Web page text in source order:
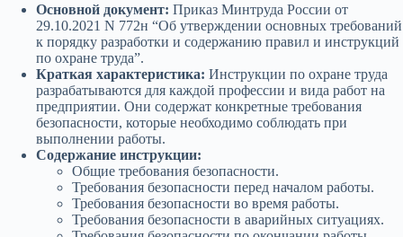
Основной документ: Приказ Минтруда России от
29.10.2021 N 772н “Об утверждении основных требований
к порядку разработки и содержанию правил и инструкций
по охране труда”.
Краткая характеристика: Инструкции по охране труда
разрабатываются для каждой профессии и вида работ на
предприятии. Они содержат конкретные требования
безопасности, которые необходимо соблюдать при
выполнении работы.
Содержание инструкции:
Общие требования безопасности.
Требования безопасности перед началом работы.
Требования безопасности во время работы.
Требования безопасности в аварийных ситуациях.